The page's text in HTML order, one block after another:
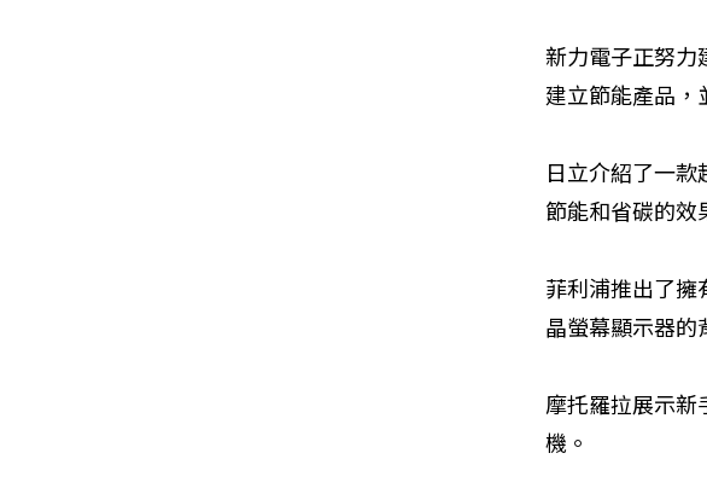
新力電子正努力
建立節能產品，
日立介紹了一
節能和省碳的效
菲利浦推出了
晶螢幕顯示器的
摩托羅拉展示
機。